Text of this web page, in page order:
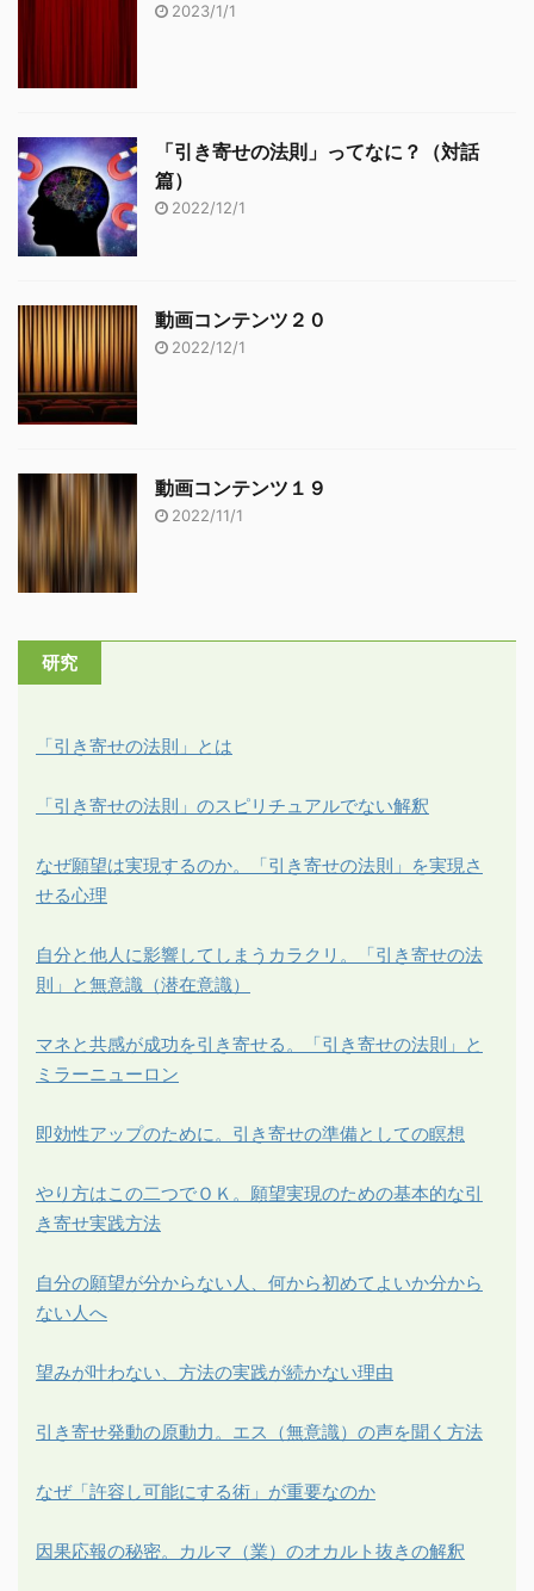
2023/1/1
「引き寄せの法則」ってなに？（対話
篇）
2022/12/1
動画コンテンツ２０
2022/12/1
動画コンテンツ１９
2022/11/1
研究
「引き寄せの法則」とは
「引き寄せの法則」のスピリチュアルでない解釈
なぜ願望は実現するのか。「引き寄せの法則」を実現さ
せる心理
自分と他人に影響してしまうカラクリ。「引き寄せの法
則」と無意識（潜在意識）
マネと共感が成功を引き寄せる。「引き寄せの法則」と
ミラーニューロン
即効性アップのために。引き寄せの準備としての瞑想
やり方はこの二つでＯＫ。願望実現のための基本的な引
き寄せ実践方法
自分の願望が分からない人、何から初めてよいか分から
ない人へ
望みが叶わない、方法の実践が続かない理由
引き寄せ発動の原動力。エス（無意識）の声を聞く方法
なぜ「許容し可能にする術」が重要なのか
因果応報の秘密。カルマ（業）のオカルト抜きの解釈